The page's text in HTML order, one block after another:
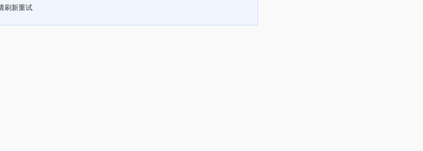
刷新重试